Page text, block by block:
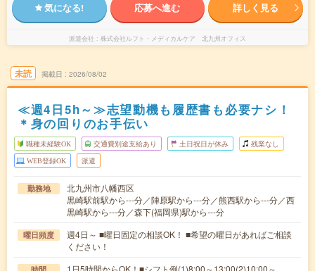
気になる! 応募へ進む 詳しく見る
派遣会社 株式会社ルフト・メディカルケア 北九州オフィス
未読 掲載日 2026/08/02
≪週4日5h～≫志望動機も履歴書も必要ナシ！
＊身の回りのお手伝い
職種未経験OK 交通費別途支給あり 土日祝日が休み 残業なし
WEB登録OK 派遣
勤務地
北九州市八幡西区
黒崎駅前駅から---分／陣原駅から---分／熊西駅から---分／西
黒崎駅から---分／森下(福岡県)駅から---分
曜日頻度
週4日～ ■曜日固定の相談OK！ ■希望の曜日があればご相談
ください！
1日5時間からOK！■シフト例(1)8:00～13:00(2)10:00～